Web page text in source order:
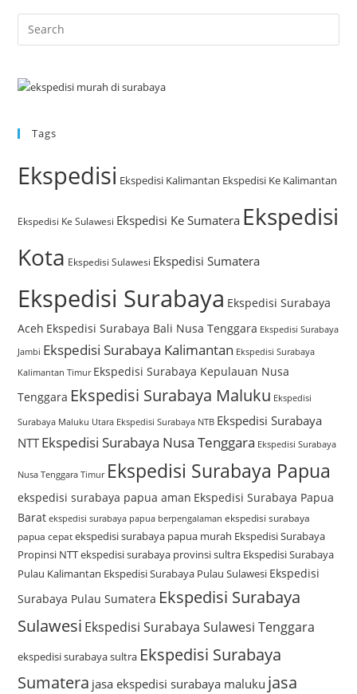
Tags
Ekspedisi Ekspedisi Kalimantan Ekspedisi Ke Kalimantan
Ekspedisi Ke Sulawesi Ekspedisi Ke Sumatera Ekspedisi
Kota Ekspedisi Sulawesi Ekspedisi Sumatera
Ekspedisi Surabaya Ekspedisi Surabaya
Aceh Ekspedisi Surabaya Bali Nusa Tenggara Ekspedisi Surabaya
Jambi Ekspedisi Surabaya Kalimantan Ekspedisi Surabaya
Kalimantan Timur Ekspedisi Surabaya Kepulauan Nusa
Tenggara Ekspedisi Surabaya Maluku Ekspedisi
Surabaya Maluku Utara Ekspedisi Surabaya NTB Ekspedisi Surabaya
NTTEkspedisi Surabaya Nusa Tenggara Ekspedisi Surabaya
Nusa Tenggara Timur Ekspedisi Surabaya Papua
ekspedisi surabaya papua aman Ekspedisi Surabaya Papua
Barat ekspedisi surabaya papua berpengalaman ekspedisi surabaya
papua cepat ekspedisi surabaya papua murah Ekspedisi Surabaya
Propinsi NTTekspedisi surabaya provinsi sultra Ekspedisi Surabaya
Pulau Kalimantan Ekspedisi Surabaya Pulau Sulawesi Ekspedisi
Surabaya Pulau Sumatera Ekspedisi Surabaya
Sulawesi Ekspedisi Surabaya Sulawesi Tenggara
ekspedisi surabaya sultra Ekspedisi Surabaya
Sumatera jasa ekspedisi surabaya maluku jasa